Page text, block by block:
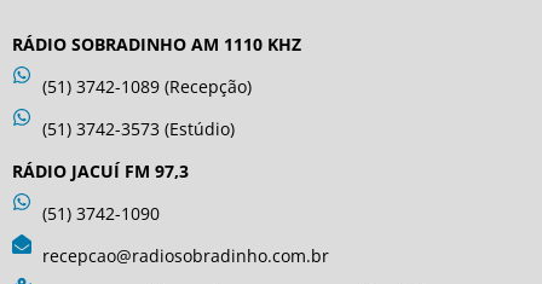
RÁDIO SOBRADINHO AM 1110 KHZ
(51) 3742-1089 (Recepção)
(51) 3742-3573 (Estúdio)
RÁDIO JACUÍ FM 97,3
(51) 3742-1090
recepcao@radiosobradinho.com.br